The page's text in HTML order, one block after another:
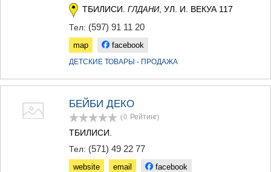
ТБИЛИСИ. ГЛДАНИ, УЛ. И. ВЕКУА 117
Тел: (597) 91 11 20
map facebook
ДЕТСКИЕ ТОВАРЫ - ПРОДАЖА
БЕЙБИ ДЕКО
(0 Рейтинг)
ТБИЛИСИ.
Тел: (571) 49 22 77
website email facebook